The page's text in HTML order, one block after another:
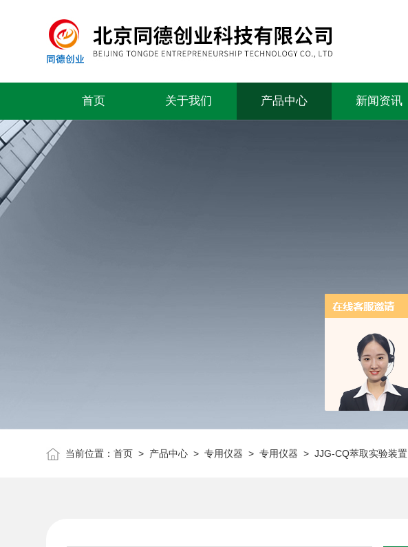
首页 关于我们 产品中心 新闻资讯
当前位置：首页 > 产品中心 >专用仪器 >专用仪器 > JJG-CQ萃取实验装置